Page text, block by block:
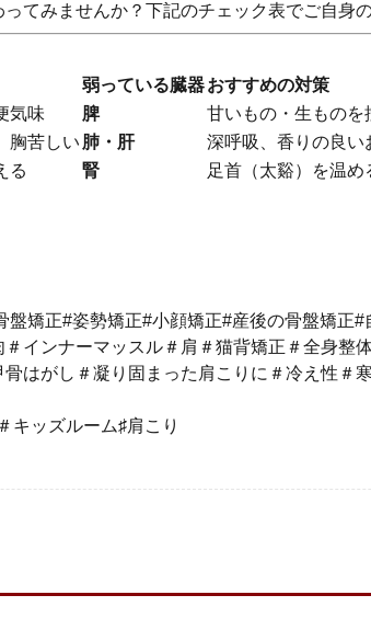
てみませんか？下記のチェック表でご自身
弱っている臓器おすすめの対策
気味 脾
甘いもの・生ものを
胸苦しい 肺・肝
深呼吸、香りの良い
る 腎 足首（太谿）を温め
盤矯正#姿勢矯正#小顔矯正#産後の骨盤矯正#
インナーマッスル＃肩＃猫背矯正＃全身整
はがし＃凝り固まった肩こりに＃冷え性＃
キッズルーム♯肩こり